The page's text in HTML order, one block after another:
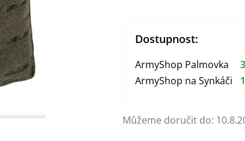
Můžeme doručit do:
Dostupnost:
ArmyShop Palmovka
ArmyShop na Synkáči